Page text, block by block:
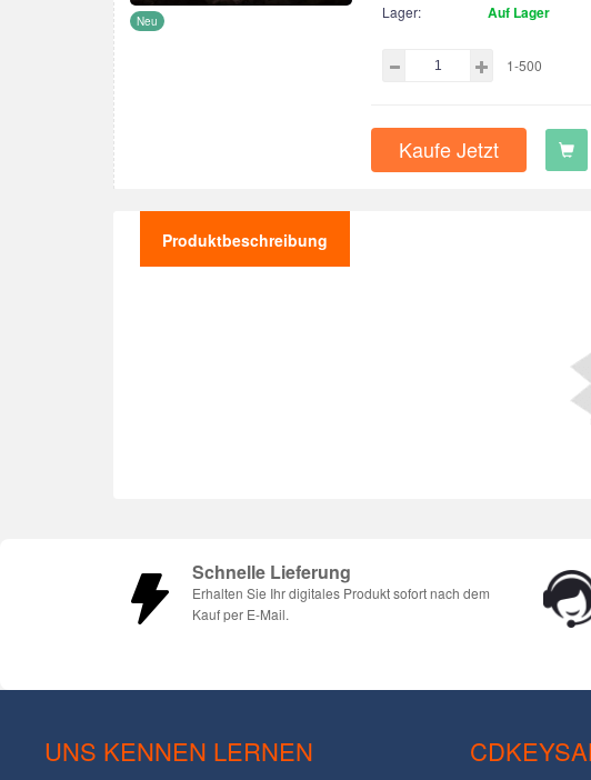
Neu
Lager: Auf Lager
1-500
Kaufe Jetzt
Produktbeschreibung
Schnelle Lieferung
Erhalten Sie Ihr digitales Produkt sofort nach dem
Kauf per E-Mail.
UNS KENNEN LERNEN